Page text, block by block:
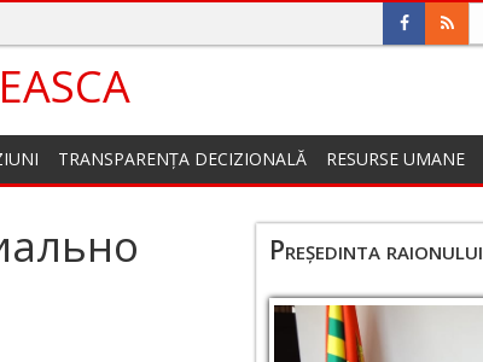
TRANSPARENȚA DECIZIONALĂ RESURSE UMANE
Președinta raionului